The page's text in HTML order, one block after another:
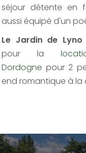
séjour détente en
aussi équipé d'un
Le Jardin de Lyno​
pour la
Dordogne pour 2
end romantique à la